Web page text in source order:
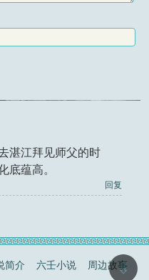
湛江拜见师父的时
底蕴高。
回复
简介 六壬小说
周边故事
⇩